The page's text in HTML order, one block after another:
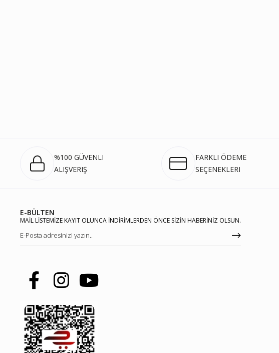
%100 GÜVENLI
ALIŞVERIŞ
FARKLI ÖDEME
SEÇENEKLERI
E-BÜLTEN
MAİL LİSTEMİZE KAYIT OLUNCA İNDİRİMLERDEN ÖNCE SİZİN HABERİNİZ OLSUN.